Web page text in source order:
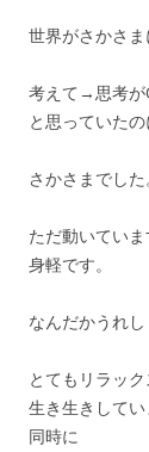
世界がさかさま
考えて→思考が
と思っていたの
さかさまでした
ただ動いていま
身軽です。
なんだかうれし
とてもリラッ
生き生きしてい
同時に